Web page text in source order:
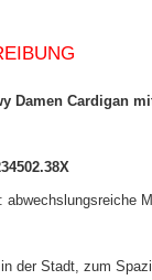
Damen Cardigan
abwechslungsreiche
der Stadt, zum